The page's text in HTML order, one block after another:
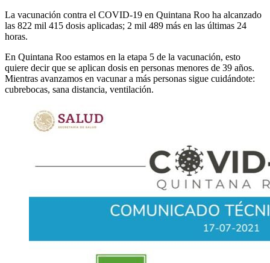
La vacunación contra el COVID-19 en Quintana Roo ha alcanzado
las 822 mil 415 dosis aplicadas; 2 mil 489 más en las últimas 24
horas.
En Quintana Roo estamos en la etapa 5 de la vacunación, esto
quiere decir que se aplican dosis en personas menores de 39 años.
Mientras avanzamos en vacunar a más personas sigue cuidándote:
cubrebocas, sana distancia, ventilación.